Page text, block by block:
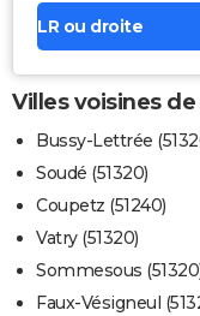
LR ou droite
Villes voisines
Bussy-Lettrée
Soudé (51320)
Coupetz (51240)
Vatry (51320)
Sommesous
Faux-Vésigneul